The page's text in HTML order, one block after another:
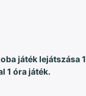
játék lejátszása 1
1 óra játék.